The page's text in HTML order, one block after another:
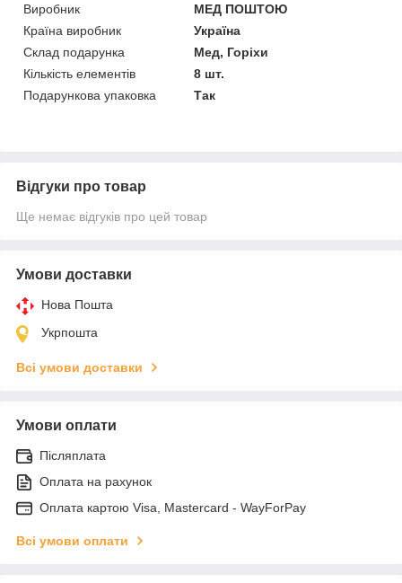
Виробник
МЕД ПОШТОЮ
Країна виробник
Україна
Склад подарунка
Мед, Горіхи
Кількість елементів
8 шт.
Подарункова упаковка
Так
Відгуки про товар
Ще немає відгуків про цей товар
Умови доставки
Нова Пошта
Укрпошта
Всі умови доставки
Умови оплати
Післяплата
Оплата на рахунок
Оплата картою Visa, Mastercard - WayForPay
Всі умови оплати